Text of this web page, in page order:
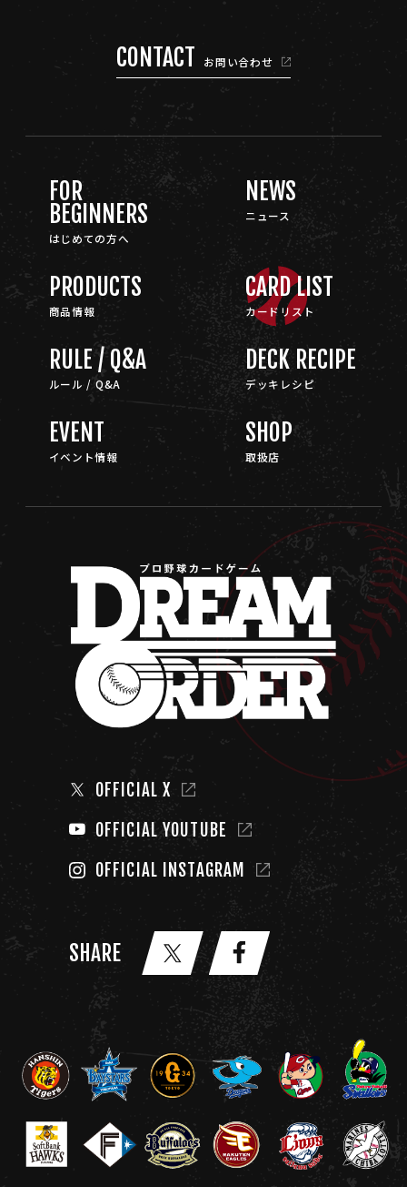
CONTACT お問い合わせ
FOR
BEGINNERS
はじめての方へ
NEWS
ニュース
PRODUCTS
商品情報
CARD LIST
カードリスト
RULE / Q&A
ルール / Q&A
DECK RECIPE
デッキレシピ
EVENT
イベント情報
SHOP
取扱店
OFFICIAL X
OFFICIAL YOUTUBE
OFFICIAL INSTAGRAM
SHARE